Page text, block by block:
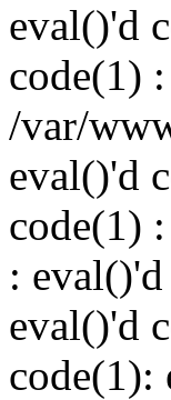
eval()'d
code(1)
/var/
eval()'d
code(1)
:
eval()'d
code(1):